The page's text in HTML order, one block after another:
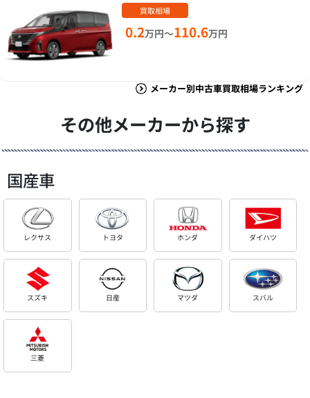
買取相場
0.2万円～110.6万円
メーカー別中古車買取相場ランキング
その他メーカーから探す
国産車
レクサス トヨタ ホンダ ダイハツ
スズキ 日産 マツダ スバル
三菱